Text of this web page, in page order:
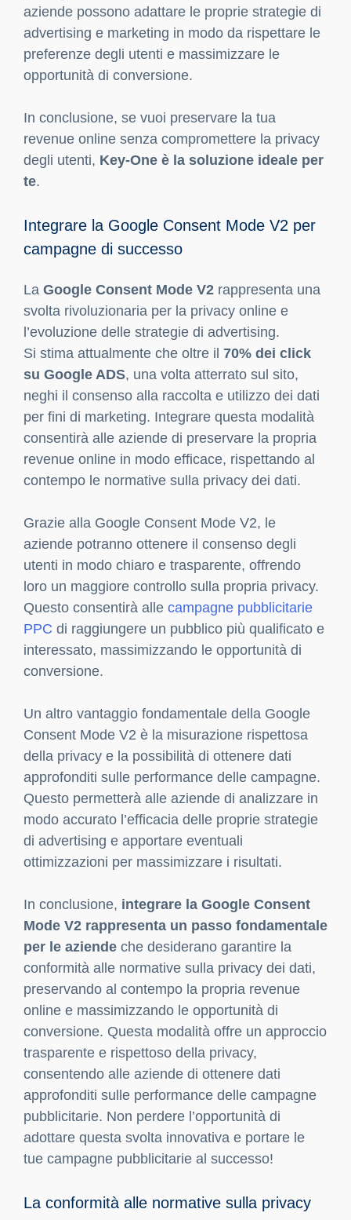
aziende possono adattare le proprie strategie di
advertising e marketing in modo da rispettare le
preferenze degli utenti e massimizzare le
opportunità di conversione.
In conclusione, se vuoi preservare la tua
revenue online senza compromettere la privacy
degli utenti, Key-One è la soluzione ideale per
te.
Integrare la Google Consent Mode V2 per
campagne di successo
La Google Consent Mode V2 rappresenta una
svolta rivoluzionaria per la privacy online e
l’evoluzione delle strategie di advertising.
Si stima attualmente che oltre il 70% dei click
su Google ADS, una volta atterrato sul sito,
neghi il consenso alla raccolta e utilizzo dei dati
per fini di marketing. Integrare questa modalità
consentirà alle aziende di preservare la propria
revenue online in modo efficace, rispettando al
contempo le normative sulla privacy dei dati.
Grazie alla Google Consent Mode V2, le
aziende potranno ottenere il consenso degli
utenti in modo chiaro e trasparente, offrendo
loro un maggiore controllo sulla propria privacy.
Questo consentirà alle campagne pubblicitarie
PPC di raggiungere un pubblico più qualificato e
interessato, massimizzando le opportunità di
conversione.
Un altro vantaggio fondamentale della Google
Consent Mode V2 è la misurazione rispettosa
della privacy e la possibilità di ottenere dati
approfonditi sulle performance delle campagne.
Questo permetterà alle aziende di analizzare in
modo accurato l’efficacia delle proprie strategie
di advertising e apportare eventuali
ottimizzazioni per massimizzare i risultati.
In conclusione, integrare la Google Consent
Mode V2 rappresenta un passo fondamentale
per le aziende che desiderano garantire la
conformità alle normative sulla privacy dei dati,
preservando al contempo la propria revenue
online e massimizzando le opportunità di
conversione. Questa modalità offre un approccio
trasparente e rispettoso della privacy,
consentendo alle aziende di ottenere dati
approfonditi sulle performance delle campagne
pubblicitarie. Non perdere l’opportunità di
adottare questa svolta innovativa e portare le
tue campagne pubblicitarie al successo!
La conformità alle normative sulla privacy